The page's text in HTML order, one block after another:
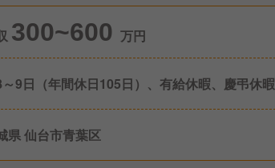
300~600 万円
～9日（年間休日105日）、有給休暇、慶弔休暇
県 仙台市青葉区